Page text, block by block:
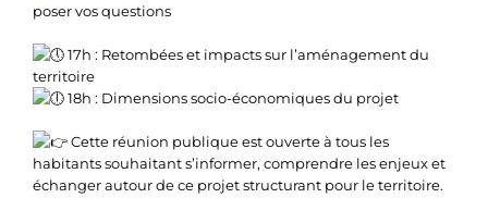
poser vos questions
17h : Retombées et impacts sur l’aménagement du
territoire
18h : Dimensions socio-économiques du projet
Cette réunion publique est ouverte à tous les
habitants souhaitant s’informer, comprendre les enjeux et
échanger autour de ce projet structurant pour le territoire.